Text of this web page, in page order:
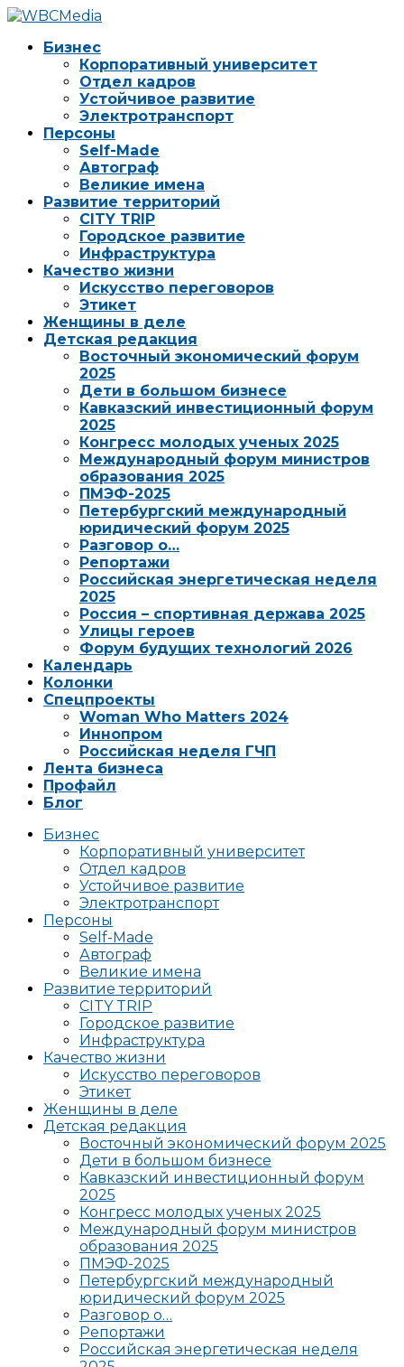
Бизнес
Корпоративный университет
Отдел кадров
Устойчивое развитие
Электротранспорт
Персоны
Self-Made
Автограф
Великие имена
Развитие территорий
CITY TRIP
Городское развитие
Инфраструктура
Качество жизни
Искусство переговоров
Этикет
Женщины в деле
Детская редакция
Восточный экономический форум
2025
Дети в большом бизнесе
Кавказский инвестиционный форум
2025
Конгресс молодых ученых 2025
Международный форум министров
образования 2025
ПМЭФ-2025
Петербургский международный
юридический форум 2025
Разговор о…
Репортажи
Российская энергетическая неделя
2025
Россия – спортивная держава 2025
Улицы героев
Форум будущих технологий 2026
Календарь
Колонки
Спецпроекты
Woman Who Matters 2024
Иннопром
Российская неделя ГЧП
Лента бизнеса
Профайл
Блог
Бизнес
Корпоративный университет
Отдел кадров
Устойчивое развитие
Электротранспорт
Персоны
Self-Made
Автограф
Великие имена
Развитие территорий
CITY TRIP
Городское развитие
Инфраструктура
Качество жизни
Искусство переговоров
Этикет
Женщины в деле
Детская редакция
Восточный экономический форум 2025
Дети в большом бизнесе
Кавказский инвестиционный форум
2025
Конгресс молодых ученых 2025
Международный форум министров
образования 2025
ПМЭФ-2025
Петербургский международный
юридический форум 2025
Разговор о…
Репортажи
Российская энергетическая неделя